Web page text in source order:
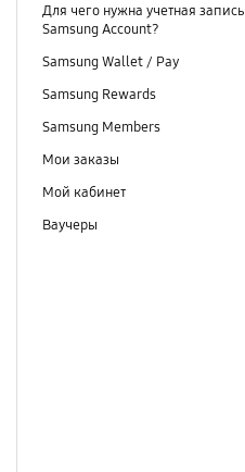
Для чего нужна учетная запись
Samsung Account?
Samsung Wallet / Pay
Samsung Rewards
Samsung Members
Мои заказы
Мой кабинет
Ваучеры